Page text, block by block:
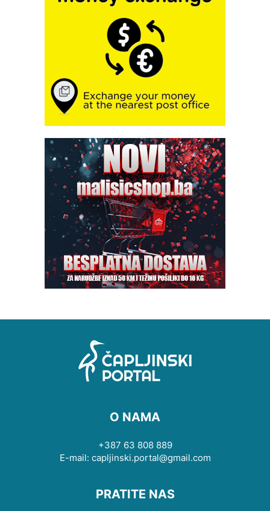
O NAMA
+387 63 808 889
E-mail: capljinski.portal@gmail.com
PRATITE NAS